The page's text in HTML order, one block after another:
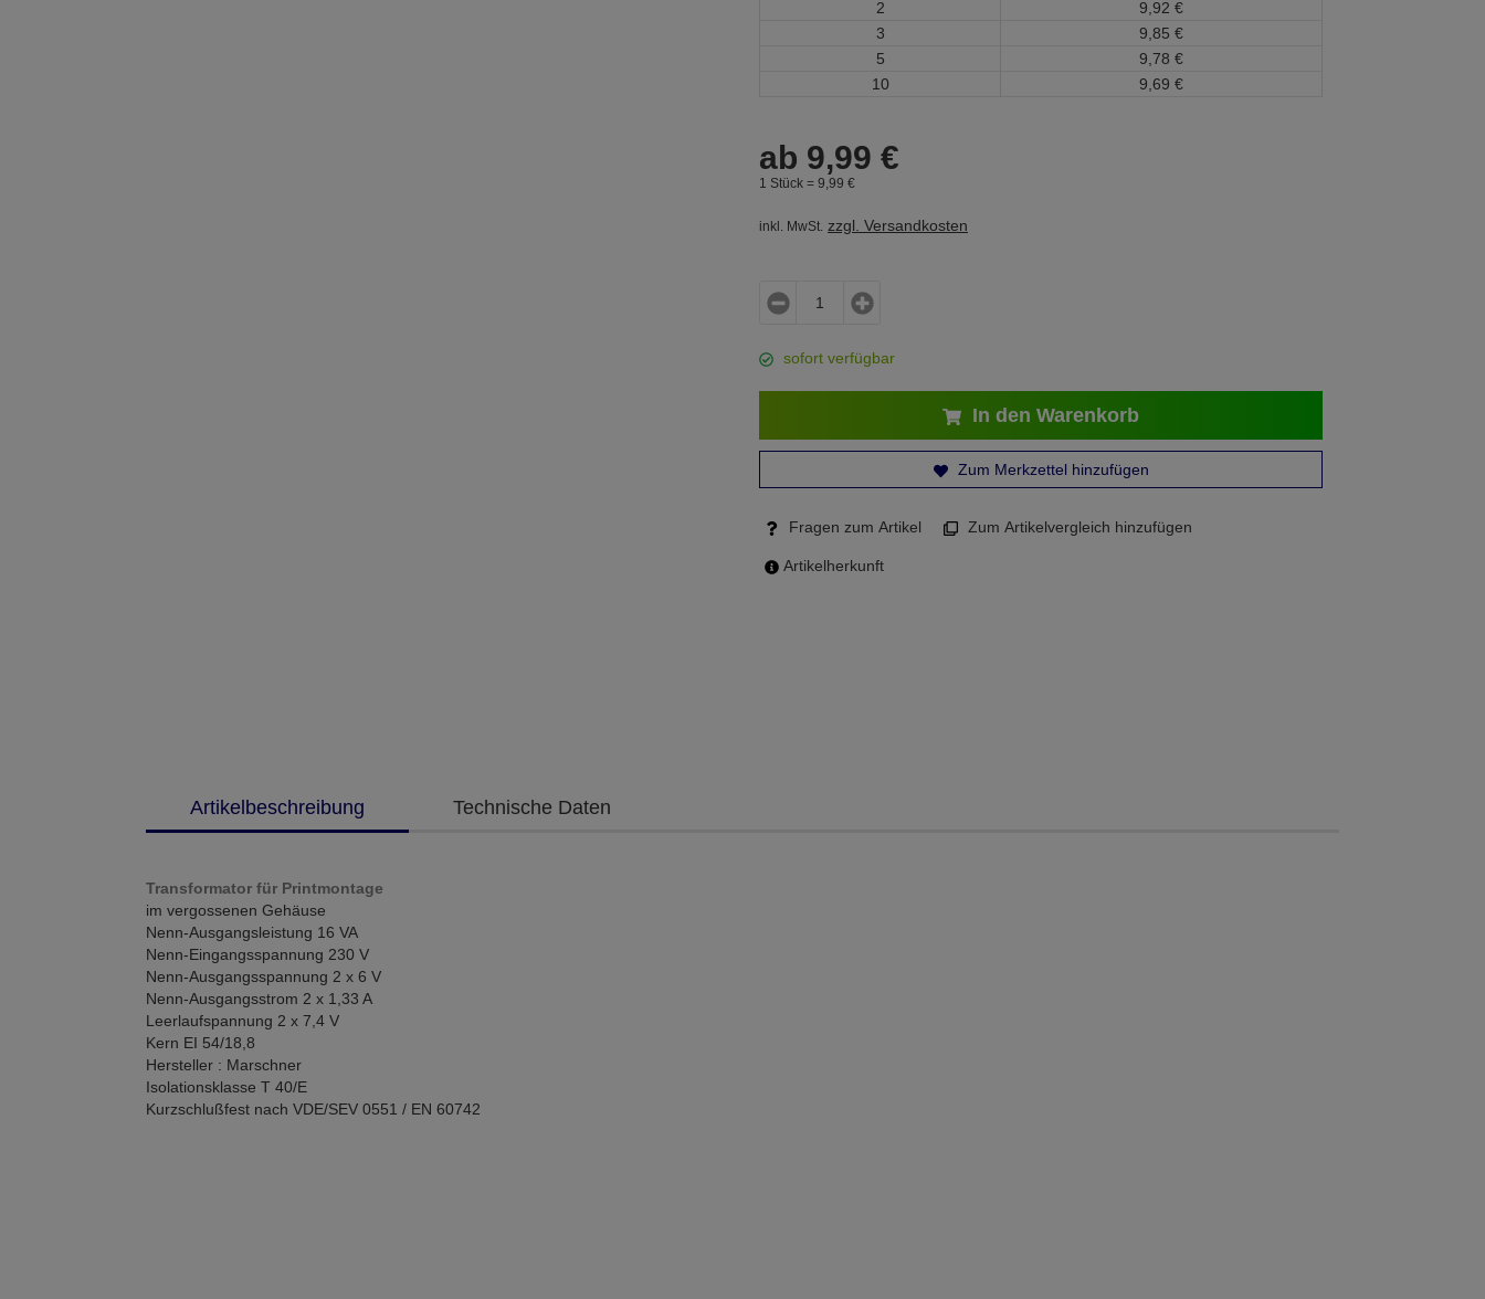
2
9, 92 €
3
9, 85 €
5
9, 78 €
10
9, 69 €
ab 9,99 €
1 Stück = 9, 99 €
inkl. MwSt. zzgl. Versandkosten
sofort verfügbar
In den Warenkorb
Zum Merkzettel hinzufügen
Fragen zum Artikel Zum Artikelvergleich hinzufügen
Artikelherkunft
Artikelbeschreibung Technische Daten
Transformator für Printmontage
im vergossenen Gehäuse
Nenn-Ausgangsleistung 16 VA
Nenn-Eingangsspannung 230 V
Nenn-Ausgangsspannung 2 x 6 V
Nenn-Ausgangsstrom 2 x 1,33 A
Leerlaufspannung 2 x 7,4 V
Kern EI 54/18,8
Hersteller : Marschner
Isolationsklasse T 40/E
Kurzschlußfest nach VDE/SEV 0551 / EN 60742